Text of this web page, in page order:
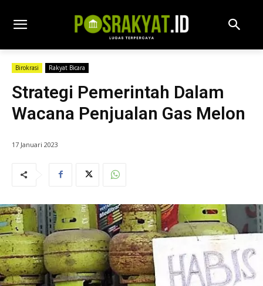
Birokrasi Rakyat Bicara
Strategi Pemerintah Dalam
Wacana Penjualan Gas Melon
17 Januari 2023